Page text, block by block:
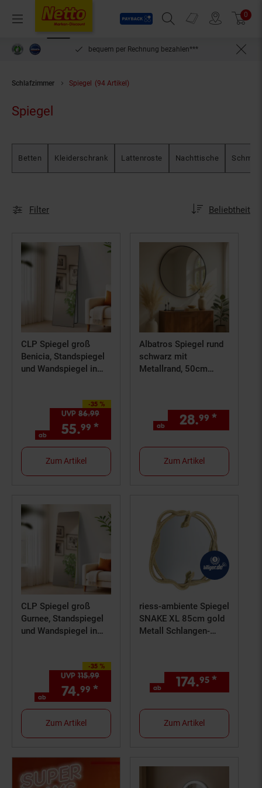
Menü
Payback
Suchfeld einblenden
Prospekte 0
bequem per Rechnung bezahlen***
Schlafzimmer Spiegel (94 Artikel)
Spiegel
Betten Kleiderschrank Lattenroste Nachttische
Filter Sortierung:
Beliebtheit
CLP Spiegel groß
Benicia, Standspiegel
und Wandspiegel in
Metallrahmen in
mehreren Größen und
Farben
-35 %
Sie Sparen 35 Prozent,
UVP 86.99
ab 55.99 * € Sternchen
Zum Artikel
Albatros Spiegel rund
schwarz mit
Metallrand, 50cm
Schlafzimmer, groß,
Wandab 28.99 *
Zum Artikel
CLP Spiegel groß
Gurnee, Standspiegel
und Wandspiegel in
Metallrahmen in
mehreren Größen und
Farben
-35 %
Sie Sparen 35 Prozent,
UVP 115.99
ab 74.99 * € Sternchen
Zum Artikel
riess-ambiente Spiegel
SNAKE XL 85cm gold
Metall Schlangen-
ab 174.95 *
Zum Artikel